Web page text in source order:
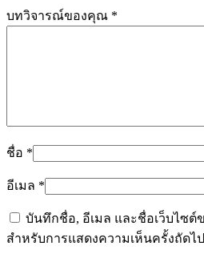
บทวิจารณ์ของคุณ *
ชื่อ *
อีเมล *
บันทึกชื่อ, อีเมล และชื่อเว็บไซต์
สำหรับการแสดงความเห็นครั้งถัดไป